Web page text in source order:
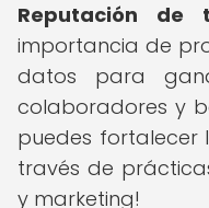
Reputación de
importancia de
datos para
colaboradores y
puedes fortalecer
través de
y marketing!